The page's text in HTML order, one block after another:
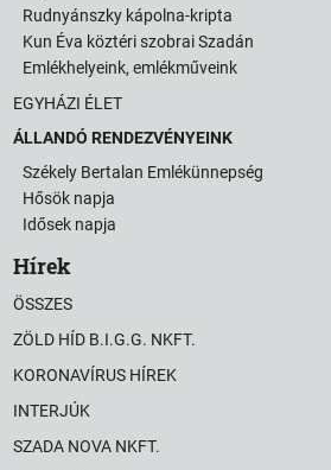
Rudnyánszky kápolna-kripta
Kun Éva köztéri szobrai Szadán
Emlékhelyeink, emlékműveink
EGYHÁZI ÉLET
ÁLLANDÓ RENDEZVÉNYEINK
Székely Bertalan Emlékünnepség
Hősök napja
Idősek napja
Hírek
ÖSSZES
ZÖLD HÍD B.I.G.G. NKFT.
KORONAVÍRUS HÍREK
INTERJÚK
SZADA NOVA NKFT.